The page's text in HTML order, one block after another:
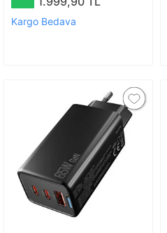
(X6414) 1072 Siyah
Kargo Bedava